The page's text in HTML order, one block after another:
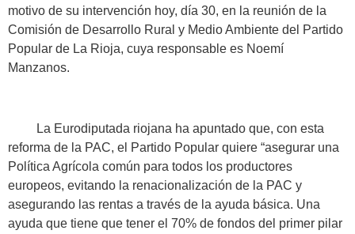
motivo de su intervención hoy, día 30, en la reunión de la
Comisión de Desarrollo Rural y Medio Ambiente del Partido
Popular de La Rioja, cuya responsable es Noemí
Manzanos.
La Eurodiputada riojana ha apuntado que, con esta
reforma de la PAC, el Partido Popular quiere “asegurar una
Política Agrícola común para todos los productores
europeos, evitando la renacionalización de la PAC y
asegurando las rentas a través de la ayuda básica. Una
ayuda que tiene que tener el 70% de fondos del primer pilar